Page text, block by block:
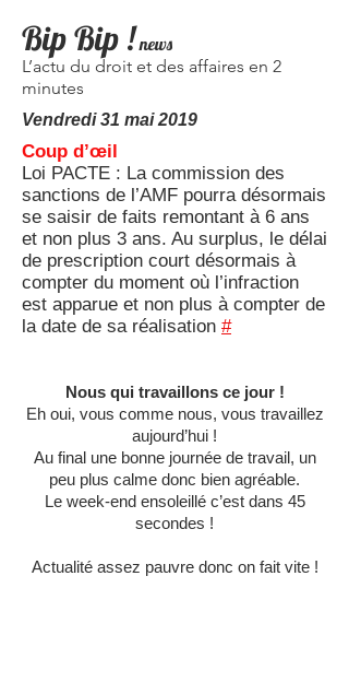
Bip Bip ! news
L’actu du droit et des affaires en 2
minutes
Vendredi 31 mai 2019
Coup d’œil
Loi PACTE : La commission des
sanctions de l’AMF pourra désormais
se saisir de faits remontant à 6 ans
et non plus 3 ans. Au surplus, le délai
de prescription court désormais à
compter du moment où l’infraction
est apparue et non plus à compter de
la date de sa réalisation #
Nous qui travaillons ce jour !
Eh oui, vous comme nous, vous travaillez
aujourd’hui !
Au final une bonne journée de travail, un
peu plus calme donc bien agréable.
Le week-end ensoleillé c’est dans 45
secondes !
Actualité assez pauvre donc on fait vite !